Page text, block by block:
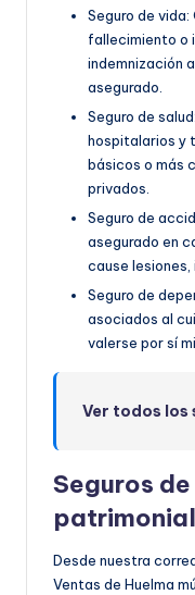
Seguro de
fallecimiento o
indemnización
asegurado.
Seguro de
hospitalarios y
básicos o más
privados.
Seguro de
asegurado en
cause
Seguro de
asociados al
valerse por sí
Ver todos los
Seguros
Desde nuestra
Ventas de Huelma